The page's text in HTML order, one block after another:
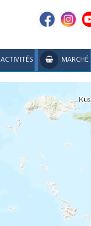
ACTIVITÉS MARCHÉ